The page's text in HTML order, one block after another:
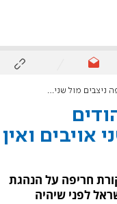
ואין להם עתיד בגלות"
אויבים ואין
חריפה על הנהגת
לפני שיהיה